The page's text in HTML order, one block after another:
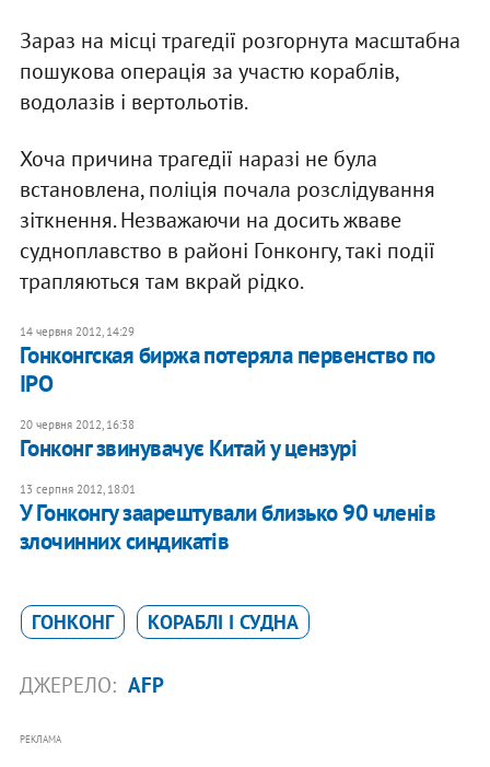
Зараз на місці трагедії розгорнута масштабна
пошукова операція за участю кораблів,
водолазів і вертольотів.
Хоча причина трагедії наразі не була
встановлена, поліція почала розслідування
зіткнення. Незважаючи на досить жваве
судноплавство в районі Гонконгу, такі події
трапляються там вкрай рідко.
14 червня 2012, 14:29
Гонконгская биржа потеряла первенство по
IPO
20 червня 2012, 16:38
Гонконг звинувачує Китай у цензурі
13 серпня 2012, 18:01
У Гонконгу заарештували близько 90 членів
злочинних синдикатів
ГОНКОНГ КОРАБЛІ І СУДНА
ДЖЕРЕЛО: AFP
РЕКЛАМА